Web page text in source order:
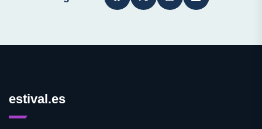
estival.es